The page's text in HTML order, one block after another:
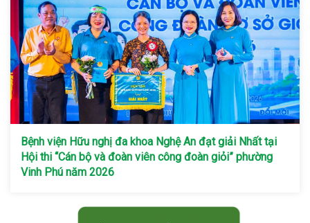
Bệnh viện Hữu nghị đa khoa Nghệ An đạt giải Nhất tại
Hội thi “Cán bộ và đoàn viên công đoàn giỏi” phường
Vinh Phú năm 2026